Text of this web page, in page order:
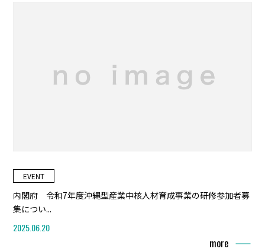
EVENT
内閣府 令和7年度沖縄型産業中核人材育成事業の研修参加者募
集につい...
2025.06.20
more